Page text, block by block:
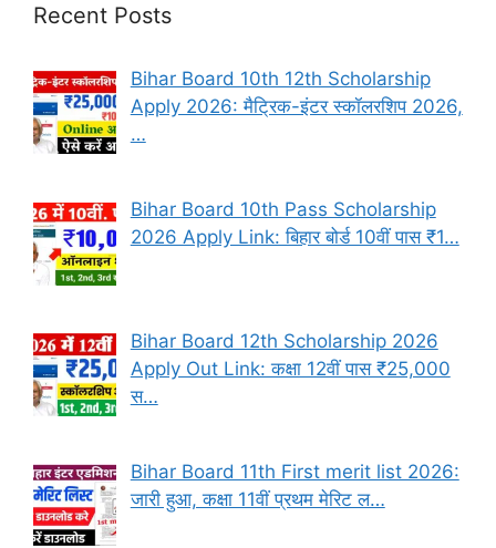
Recent Posts
Bihar Board 10th 12th Scholarship
Apply 2026: मैट्रिक-इंटर स्कॉलरशिप 2026,
…
Bihar Board 10th Pass Scholarship
2026 Apply Link: बिहार बोर्ड 10वीं पास ₹1…
Bihar Board 12th Scholarship 2026
Apply Out Link: कक्षा 12वीं पास ₹25,000
स…
Bihar Board 11th First merit list 2026:
जारी हुआ, कक्षा 11वीं प्रथम मेरिट ल…